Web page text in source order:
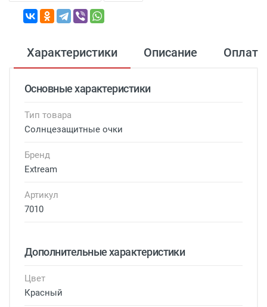
Характеристики Описание Оплата
Основные характеристики
Тип товара
Солнцезащитные очки
Бренд
Еxtream
Артикул
7010
Дополнительные характеристики
Цвет
Красный